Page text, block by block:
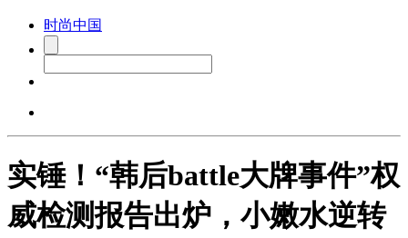
时尚中国
实锤！“韩后battle大牌事件”权
威检测报告出炉，小嫩水逆转